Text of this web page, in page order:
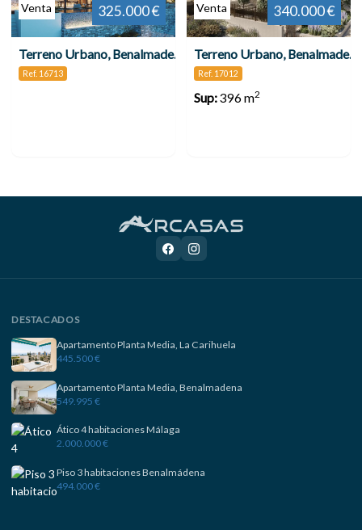
Venta 325.000 €
Terreno Urbano, Benalmadena
Ref. 16713
Venta 340.000 €
Terreno Urbano, Benalmadena
Ref. 17012
Sup:396 m2
DESTACADOS
Apartamento Planta Media, La Carihuela
445.500 €
Apartamento Planta Media, Benalmadena
549.995 €
Ático 4 habitaciones Málaga
2.000.000 €
Piso 3 habitaciones Benalmádena
494.000 €